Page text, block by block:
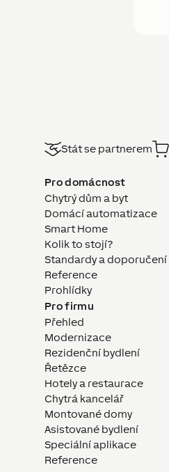
Stát se partnerem
Pro domácnost
Chytrý dům a byt
Domácí automatizace
Smart Home
Kolik to stojí?
Standardy a doporučení
Reference
Prohlídky
Pro firmu
Přehled
Modernizace
Rezidenční bydlení
Řetězce
Hotely a restaurace
Chytrá kancelář
Montované domy
Asistované bydlení
Speciální aplikace
Reference